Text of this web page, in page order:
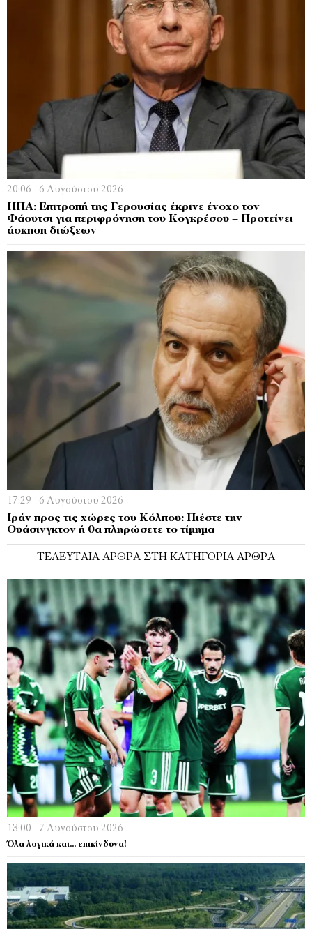
20:06 - 6 Αυγούστου 2026
ΗΠΑ: Επιτροπή της Γερουσίας έκρινε ένοχο τον
Φάουτσι για περιφρόνηση του Κογκρέσου – Προτείνει
άσκηση διώξεων
17:29 - 6 Αυγούστου 2026
Ιράν προς τις χώρες του Κόλπου: Πιέστε την
Ουάσινγκτον ή θα πληρώσετε το τίμημα
ΤΕΛΕΥΤΑΊΑ ΆΡΘΡΑ ΣΤΗ ΚΑΤΗΓΟΡΊΑ ΆΡΘΡΑ
13:00 - 7 Αυγούστου 2026
Όλα λογικά και… επικίνδυνα!